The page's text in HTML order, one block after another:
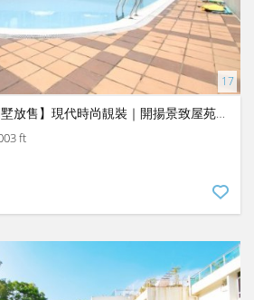
【西貢排屋邊位花園別墅放售】現代時尚靚裝｜開揚景致屋苑泳池近交通
ft